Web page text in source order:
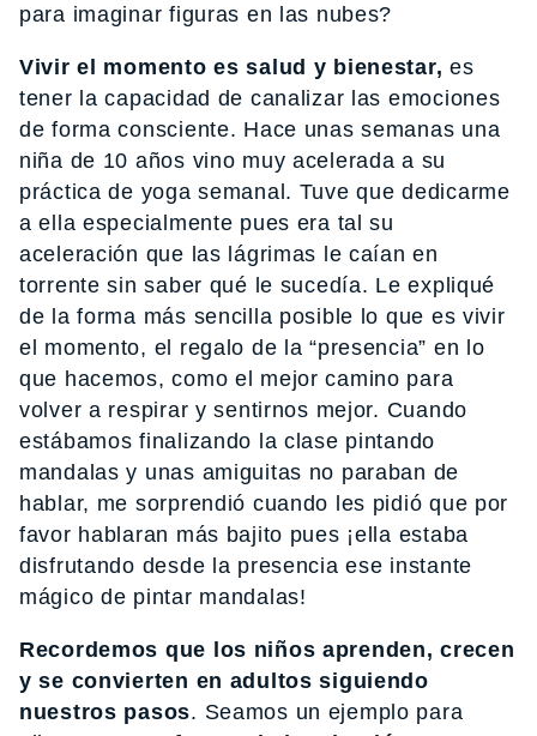
para imaginar figuras en las nubes?
Vivir el momento es salud y bienestar, es
tener la capacidad de canalizar las emociones
de forma consciente. Hace unas semanas una
niña de 10 años vino muy acelerada a su
práctica de yoga semanal. Tuve que dedicarme
a ella especialmente pues era tal su
aceleración que las lágrimas le caían en
torrente sin saber qué le sucedía. Le expliqué
de la forma más sencilla posible lo que es vivir
el momento, el regalo de la “presencia” en lo
que hacemos, como el mejor camino para
volver a respirar y sentirnos mejor. Cuando
estábamos finalizando la clase pintando
mandalas y unas amiguitas no paraban de
hablar, me sorprendió cuando les pidió que por
favor hablaran más bajito pues ¡ella estaba
disfrutando desde la presencia ese instante
mágico de pintar mandalas!
Recordemos que los niños aprenden, crecen
y se convierten en adultos siguiendo
nuestros pasos. Seamos un ejemplo para